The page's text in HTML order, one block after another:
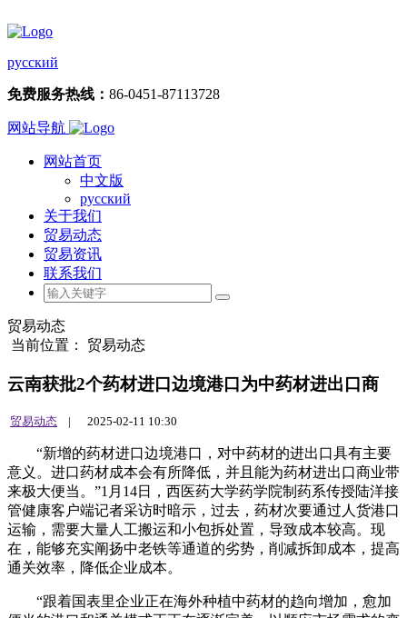
русский
免费服务热线： 86-0451-87113728
网站导航
网站首页
中文版
русский
关于我们
贸易动态
贸易资讯
联系我们
贸易动态
当前位置： 贸易动态
云南获批2个药材进口边境港口为中药材进出口商
贸易动态 | 2025-02-11 10:30
“新增的药材进口边境港口，对中药材的进出口具有主要
意义。进口药材成本会有所降低，并且能为药材进出口商业带
来极大便当。”1月14日，西医药大学药学院制药系传授陆洋接
管健康客户端记者采访时暗示，过去，药材次要通过人货港口
运输，需要大量人工搬运和小包拆处置，导致成本较高。现
在，能够充实阐扬中老铁等通道的劣势，削减拆卸成本，提高
通关效率，降低企业成本。
“跟着国表里企业正在海外种植中药材的趋向增加，愈加